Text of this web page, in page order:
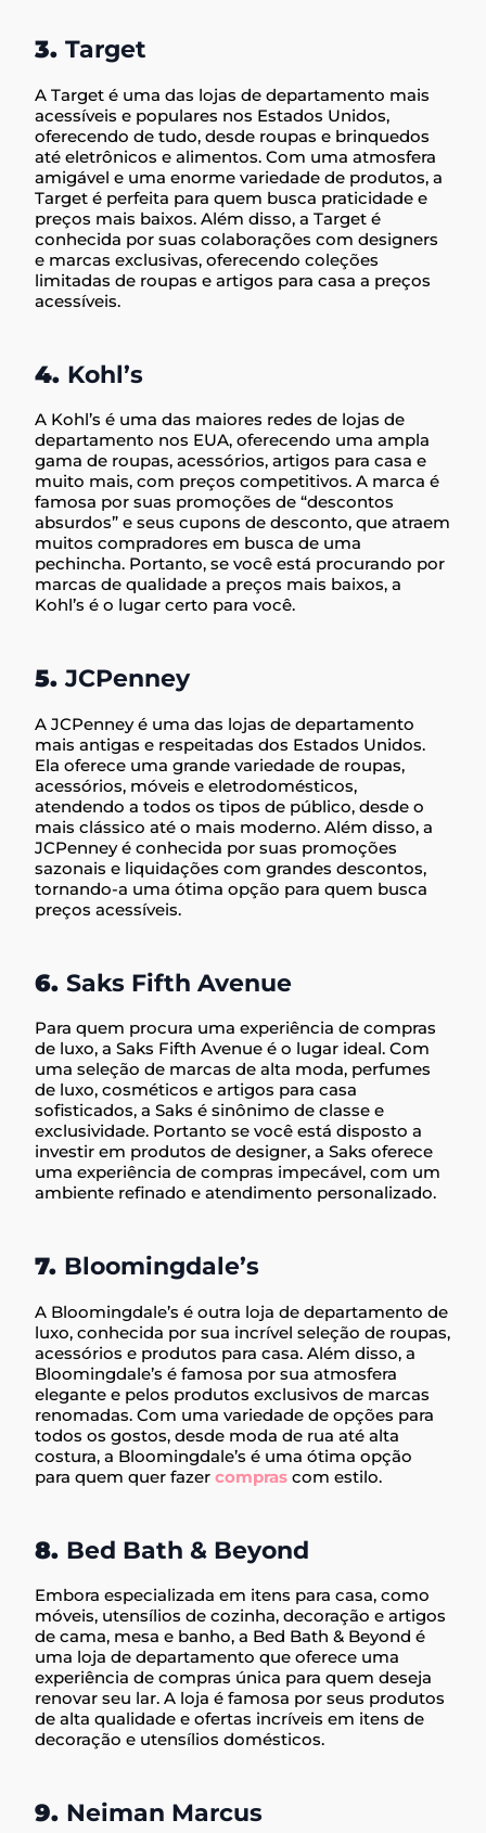
3.Target
A Target é uma das lojas de departamento mais
acessíveis e populares nos Estados Unidos,
oferecendo de tudo, desde roupas e brinquedos
até eletrônicos e alimentos. Com uma atmosfera
amigável e uma enorme variedade de produtos, a
Target é perfeita para quem busca praticidade e
preços mais baixos. Além disso, a Target é
conhecida por suas colaborações com designers
e marcas exclusivas, oferecendo coleções
limitadas de roupas e artigos para casa a preços
acessíveis.
4. Kohl’s
A Kohl’s é uma das maiores redes de lojas de
departamento nos EUA, oferecendo uma ampla
gama de roupas, acessórios, artigos para casa e
muito mais, com preços competitivos. A marca é
famosa por suas promoções de “descontos
absurdos” e seus cupons de desconto, que atraem
muitos compradores em busca de uma
pechincha. Portanto, se você está procurando por
marcas de qualidade a preços mais baixos, a
Kohl’s é o lugar certo para você.
5.JCPenney
A JCPenney é uma das lojas de departamento
mais antigas e respeitadas dos Estados Unidos.
Ela oferece uma grande variedade de roupas,
acessórios, móveis e eletrodomésticos,
atendendo a todos os tipos de público, desde o
mais clássico até o mais moderno. Além disso, a
JCPenney é conhecida por suas promoções
sazonais e liquidações com grandes descontos,
tornando-a uma ótima opção para quem busca
preços acessíveis.
6.Saks Fifth Avenue
Para quem procura uma experiência de compras
de luxo, a Saks Fifth Avenue é o lugar ideal. Com
uma seleção de marcas de alta moda, perfumes
de luxo, cosméticos e artigos para casa
sofisticados, a Saks é sinônimo de classe e
exclusividade. Portanto se você está disposto a
investir em produtos de designer, a Saks oferece
uma experiência de compras impecável, com um
ambiente refinado e atendimento personalizado.
7. Bloomingdale’s
A Bloomingdale’s é outra loja de departamento de
luxo, conhecida por sua incrível seleção de roupas,
acessórios e produtos para casa. Além disso, a
Bloomingdale’s é famosa por sua atmosfera
elegante e pelos produtos exclusivos de marcas
renomadas. Com uma variedade de opções para
todos os gostos, desde moda de rua até alta
costura, a Bloomingdale’s é uma ótima opção
para quem quer fazercomprascom estilo.
8. Bed Bath & Beyond
Embora especializada em itens para casa, como
móveis, utensílios de cozinha, decoração e artigos
de cama, mesa e banho, a Bed Bath & Beyond é
uma loja de departamento que oferece uma
experiência de compras única para quem deseja
renovar seu lar. A loja é famosa por seus produtos
de alta qualidade e ofertas incríveis em itens de
decoração e utensílios domésticos.
9. Neiman Marcus